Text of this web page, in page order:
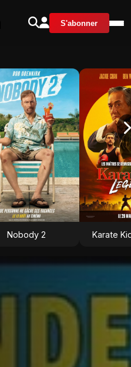
S'abonner
Nobody 2 Karate